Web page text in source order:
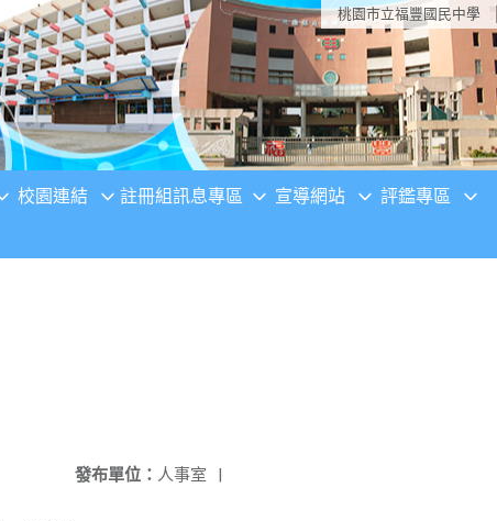
桃園市立福豐國民中學
校園連結 註冊組訊息專區 宣導網站 評鑑專區
發布單位： 人事室 |